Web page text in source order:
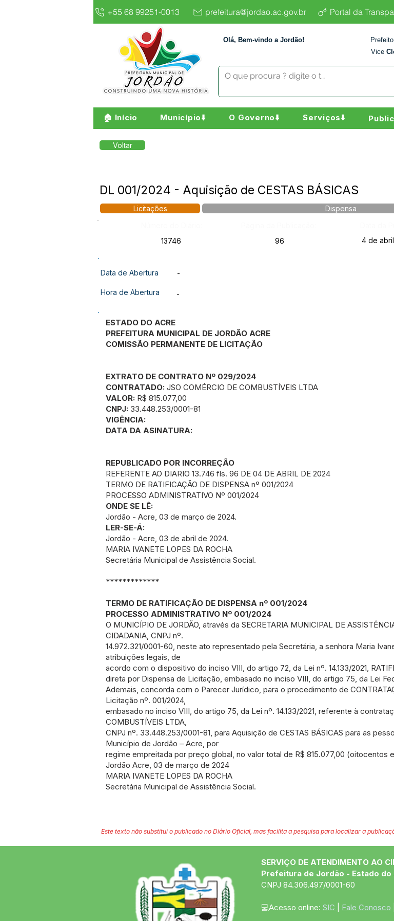
+55 68 99251-0013 prefeitura@jordao.ac.gov.br Portal da
Olá, Bem-vindo a Jordão! Prefeito
Vice
🏠 Início Município⬇️ O Governo⬇️ Serviços⬇️
Voltar
DL 001/2024 - Aquisição de CESTAS BÁSICAS
Licitações Dispensa
13746
96 4 de
Data de Abertura -
Hora de Abertura -
ESTADO DO ACRE
PREFEITURA MUNICIPAL DE JORDÃO ACRE
COMISSÃO PERMANENTE DE LICITAÇÃO
EXTRATO DE CONTRATO Nº 029/2024
CONTRATADO: JSO COMÉRCIO DE COMBUSTÍVEIS LTDA
VALOR: R$ 815.077,00
CNPJ: 33.448.253/0001-81
VIGÊNCIA:
DATA DA ASINATURA:
REPUBLICADO POR INCORREÇÃO
REFERENTE AO DIARIO 13.746 fls. 96 DE 04 DE ABRIL DE 2024
TERMO DE RATIFICAÇÃO DE DISPENSA nº 001/2024
PROCESSO ADMINISTRATIVO Nº 001/2024
ONDE SE LÊ:
Jordão - Acre, 03 de março de 2024.
LER-SE-Á:
Jordão - Acre, 03 de abril de 2024.
MARIA IVANETE LOPES DA ROCHA
Secretária Municipal de Assistência Social.
*************
TERMO DE RATIFICAÇÃO DE DISPENSA nº 001/2024
PROCESSO ADMINISTRATIVO Nº 001/2024
O MUNICÍPIO DE JORDÃO, através da SECRETARIA MUNICIPAL DE
CIDADANIA, CNPJ nº.
14.972.321/0001-60, neste ato representado pela Secretária, a senhora Maria
atribuições legais, de
acordo com o dispositivo do inciso VIII, do artigo 72, da Lei nº. 14.133/2021,
direta por Dispensa de Licitação, embasado no inciso VIII, do artigo 75, da Lei
Ademais, concorda com o Parecer Jurídico, para o procedimento de
Licitação nº. 001/2024,
embasado no inciso VIII, do artigo 75, da Lei nº. 14.133/2021, referente à
COMBUSTÍVEIS LTDA,
CNPJ nº. 33.448.253/0001-81, para Aquisição de CESTAS BÁSICAS para as
Município de Jordão – Acre, por
regime empreitada por preço global, no valor total de R$ 815.077,00 (oitocentos
Jordão Acre, 03 de março de 2024
MARIA IVANETE LOPES DA ROCHA
Secretária Municipal de Assistência Social.
Este texto não substitui o publicado no Diário Oficial, mas facilita a pesquisa para localizar a
SERVIÇO DE ATENDIMENTO AO
Prefeitura de Jordão - Estado do
CNPJ 84.306.497/0001-60
💻Acesso online: SIC Fale Conosco